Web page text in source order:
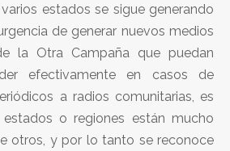
estados se sigue generando
de generar nuevos medios
la Otra Campaña que puedan
efectivamente en casos de
a radios comunitarias, es
o regiones están mucho
otros, y por lo tanto se reconoce